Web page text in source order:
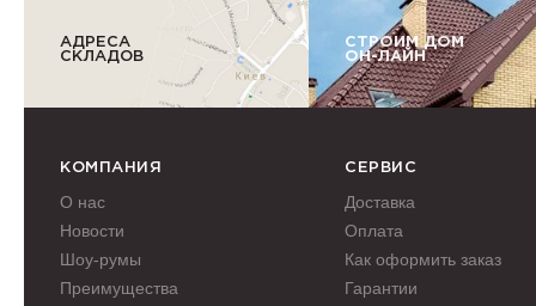
АДРЕСА
СКЛАДОВ
СТРОИМ ДОМ
ОН-ЛАЙН
КОМПАНИЯ
О нас
Новости
Шоу-румы
Преимущества
СЕРВИС
Доставка
Оплата
Как оформить заказ
Гарантии